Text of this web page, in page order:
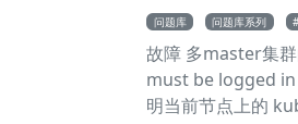
点有足够的存储空
之间可以正常通信
logging 命名空间
应的 YAML 文件。
问题库 问题库系列
故障 多master集
must be logged
明当前节点上的